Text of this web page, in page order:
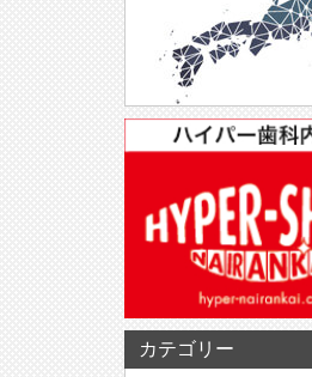
カテゴリー